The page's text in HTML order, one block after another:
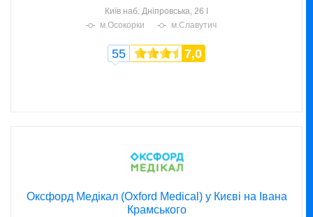
Київ наб. Дніпровська, 26 І
м.Осокорки
м.Славутич
55 7,0
Оксфорд Медікал (Oxford Medical) у Києві на Івана
Крамського